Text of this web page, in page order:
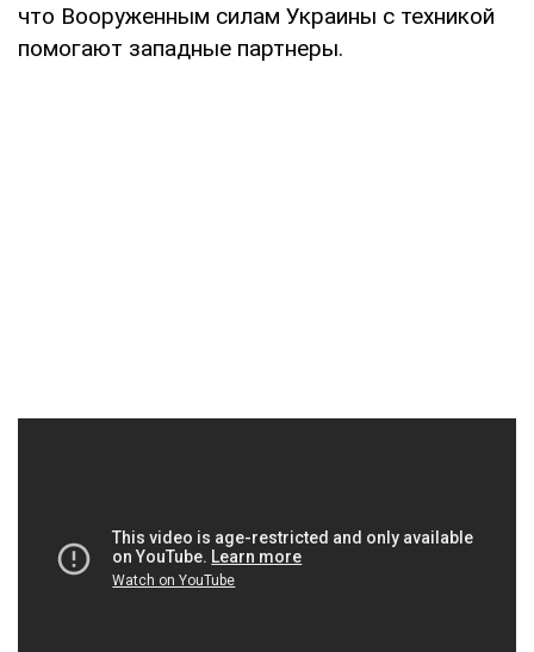
что Вооруженным силам Украины с техникой
помогают западные партнеры.